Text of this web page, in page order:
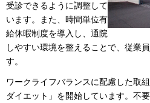
受診できるように調整して
います。また、時間単位有
給休暇制度を導入し、通院
しやすい環境を整えることで、従業
す。
ワークライフバランスに配慮した取
ダイエット」を開始しています。不